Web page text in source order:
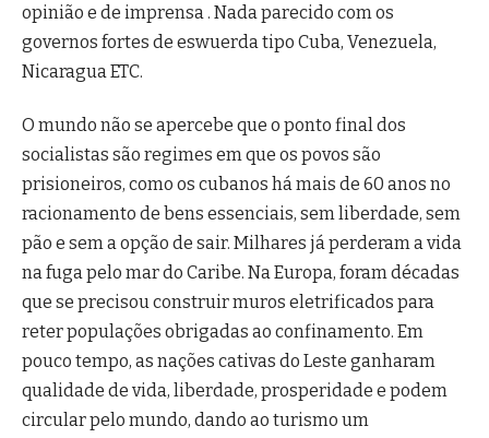
opinião e de imprensa . Nada parecido com os
governos fortes de eswuerda tipo Cuba, Venezuela,
Nicaragua ETC.
O mundo não se apercebe que o ponto final dos
socialistas são regimes em que os povos são
prisioneiros, como os cubanos há mais de 60 anos no
racionamento de bens essenciais, sem liberdade, sem
pão e sem a opção de sair. Milhares já perderam a vida
na fuga pelo mar do Caribe. Na Europa, foram décadas
que se precisou construir muros eletrificados para
reter populações obrigadas ao confinamento. Em
pouco tempo, as nações cativas do Leste ganharam
qualidade de vida, liberdade, prosperidade e podem
circular pelo mundo, dando ao turismo um